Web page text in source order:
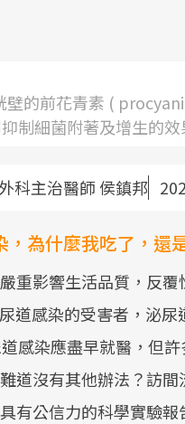
的前花青素 (
制細菌附著及增生的效
科主治醫師 侯鎮邦
為什麼我吃了，還
重影響生活品質，反
道感染的受害者，泌
感染應盡早就醫，但
道沒有其他辦法？訪
有公信力的科學實驗
面
邁
關
狀
健